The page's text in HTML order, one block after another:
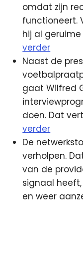
omdat zijn
functioneert.
hij al
verder
Naast de
gaat Wilfred
doen. Dat
verder
De
verholpen.
van de
signaal
en weer